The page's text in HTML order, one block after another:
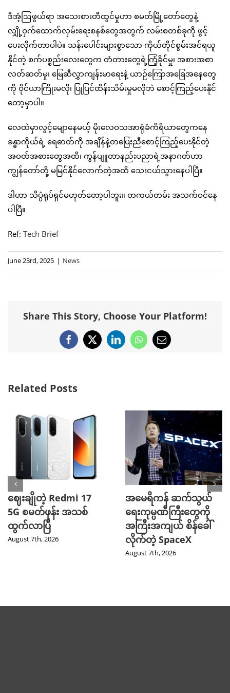
ဒီအံ့ဩဖွယ်ရာ အသေးစားတီထွင်မှုဟာ စမတ်မြို့တော်တွေနဲ့
လျှို့ဝှက်ထောက်လှမ်းရေးစနစ်တွေအတွက် လမ်းစတစ်ခုကို ဖွင့်
ပေးလိုက်တာပါပဲ။ သန်းပေါင်းများစွာသော ကိုယ်တိုင်စွမ်းအင်ရယူ
နိုင်တဲ့ စက်ပစ္စည်းလေးတွေက တံတားတွေရဲ့ကြံ့ခိုင်မှု၊ အစားအစာ
လတ်ဆတ်မှု၊ မြေဆီလွှာကျန်းမာရေးနဲ့ ယာဉ်ကြောအခြေအနေတွေ
ကို ဝိုင်ယာကြိုးမလို၊ ပြုပြင်ထိန်းသိမ်းမှုမလိုဘဲ စောင့်ကြည့်ပေးနိုင်
တော့မှာပါ။
လေထဲမှာလွင့်မျောနေမယ့် မိုးလေဝသအာရုံခံကိရိယာတွေကနေ
ခန္ဓာကိုယ်ရဲ့ ရေဓာတ်ကို အချိန်နဲ့တပြေးညီစောင့်ကြည့်ပေးနိုင်တဲ့
အဝတ်အစားတွေအထိ၊ ကွန်ပျူတာနည်းပညာရဲ့အနာဂတ်ဟာ
ကျွန်တော်တို့ မမြင်နိုင်လောက်တဲ့အထိ သေးငယ်သွားနေပါပြီ။
ဒါဟာ သိပ္ပံရုပ်ရှင်မဟုတ်တော့ပါဘူး။ တကယ်တမ်း အသက်ဝင်နေ
ပါပြီ။
Ref: Tech Brief
June 23rd, 2025 | News
Share This Story, Choose Your Platform!
Facebook
X LinkedInWhatsApp
Email
Related Posts
ဈေးချိုတဲ့ Redmi 17
5G စမတ်ဖုန်း အသစ်
ထွက်လာပြီ
August 7th, 2026
အမေရိကန် ဆက်သွယ်
ရေးကုမ္ပဏီကြီးတွေကို
အကြီးအကျယ် စိန်ခေါ်
လိုက်တဲ့ SpaceX
August 7th, 2026